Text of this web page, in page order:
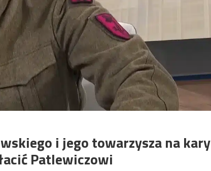
i jego towarzysza na kary
Patlewiczowi